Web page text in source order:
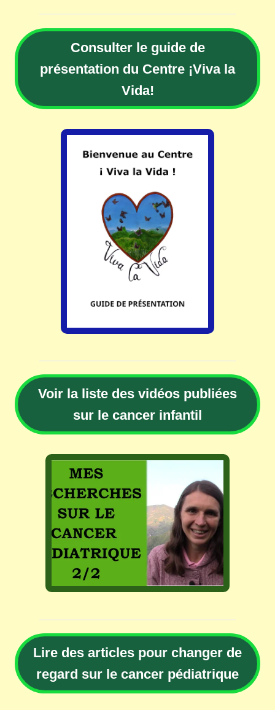
Consulter le guide de
présentation du Centre ¡Viva la
Vida!
Voir la liste des vidéos publiées
sur le cancer infantil
Lire des articles pour changer de
regard sur le cancer pédiatrique